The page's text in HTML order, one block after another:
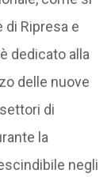
di Ripresa e
dedicato alla
delle nuove
di
la
negli